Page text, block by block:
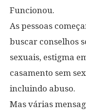
Funcionou.
As pessoas
buscar conselhos
sexuais, estigma
casamento sem
incluindo abuso.
Mas várias